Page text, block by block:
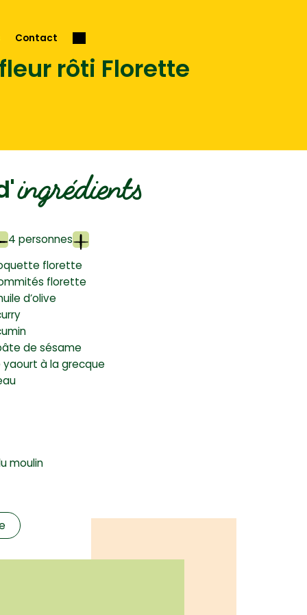
Contact
rôti Florette
ingrédients
4 personnes
florette
florette
d’olive
de sésame
yaourt à la grecque
moulin